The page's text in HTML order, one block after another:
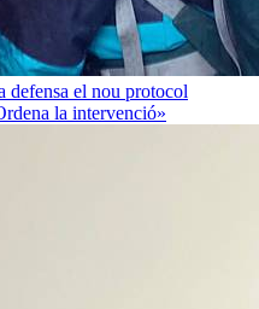
defensa el nou protocol
la intervenció»